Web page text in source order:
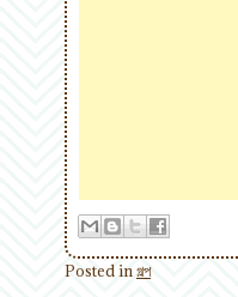
Posted inগল্প